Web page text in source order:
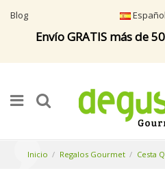
Blog
Envío GRATIS más de
Español
Inicio Regalos Gourmet Cesta